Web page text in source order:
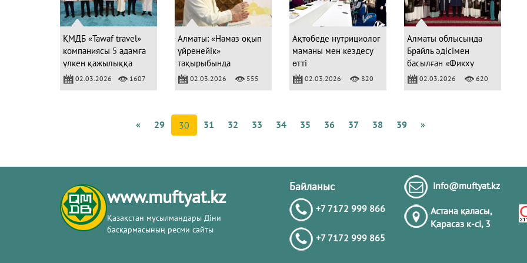
ҚМДБ «Tawaf travel»
компаниясы 5 адамға
үлкен қажылыққа
жолдама табыстады
02.03.2026 1607
Алматы: «Намаз оқып
үйренейік»
тақырыбында
жамағатқа дәріс
өткізілді
02.03.2026 555
Ақтөбеде нутрициолог
маманы мен кездесу
өтті
02.03.2026 820
Алматы облысында
Брайль әдісімен
басылған «Фикху
Сира» кітабының
тұсаукесер рәсімі өтті
02.03.2026 620
« 29 30 31 32 33 34 35 36 37 38 39 »
www.muftyat.kz
Қазақстан мұсылмандары Діни
басқармасының ресми сайты
Байланыс
+7 7172 999 866
+7 7172 999 865
info@muftyat.kz
Астана қаласы,
Қарасаз к-сi, 3